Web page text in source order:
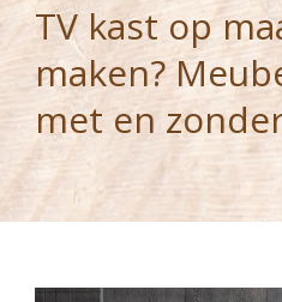
TV kast op
maken?
met en